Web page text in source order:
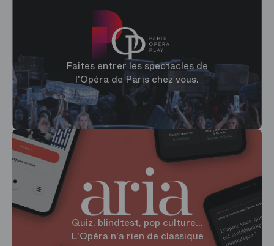
Faites entrer les spectacles de
l'Opéra de Paris chez vous.
Quiz, blindtest, pop culture...
L'Opéra n'a rien de classique